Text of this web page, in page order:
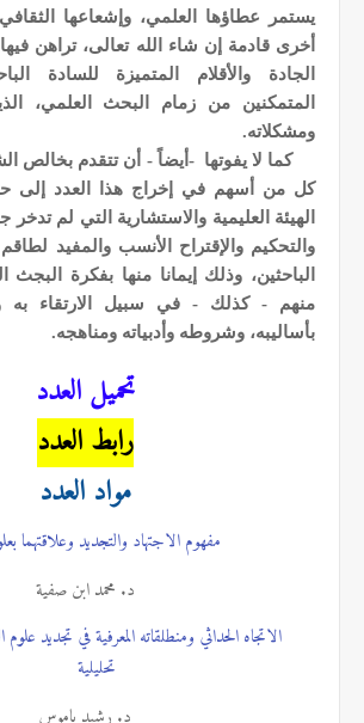
يستمر عطاؤها العلمي، وإشعاعها
أخرى قادمة إن شاء الله تعالى، تراهن
الجادة والأقلام المتميزة للسادة
المتمكنين من زمام البحث العلمي،
ومشكلاته.
كما لا يفوتها -أيضاً - أن تتقدم بخالص
كل من أسهم في إخراج هذا العدد إلى
الهيئة العليمية والاستشارية التي لم تدخر
والتحكيم والإقتراح الأنسب والمفيد
الباحثين، وذلك إيمانا منها بفكرة
منهم - كذلك - في سبيل الارتقاء به
بأساليبه، وشروطه وأدبياته ومناهجه.
تحميل العدد
رابط العدد
مواد العدد
مفهوم الاجتهاد والتجديد وعلاقتهما
د. محمد ابن صفية
الاتجاه الحداثي ومنطلقاته المعرفية في تجديد
تحليلية